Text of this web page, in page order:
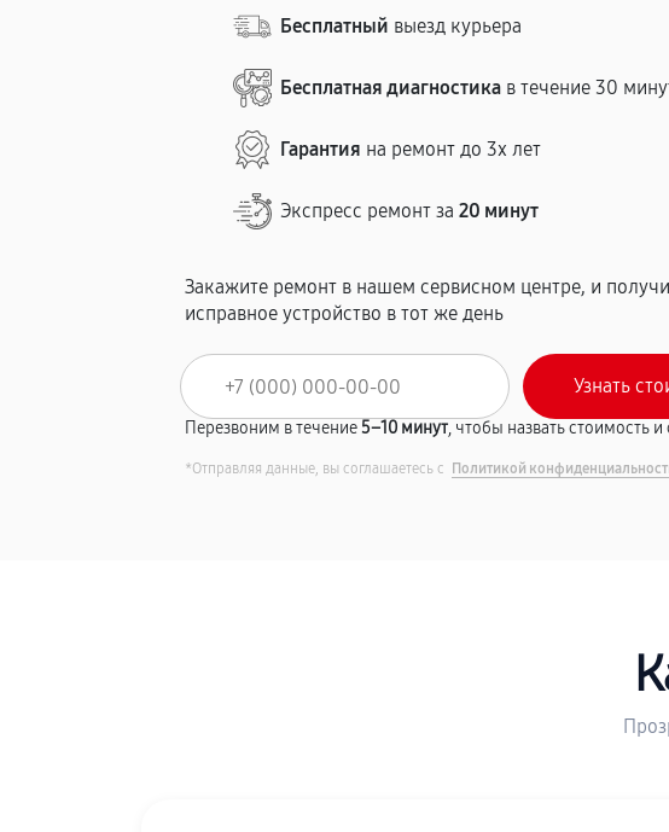
Бесплатный выезд курьера
Бесплатная диагностика в течение 30
Гарантия на ремонт до 3х лет
Экспресс ремонт за20 минут
Закажите ремонт в нашем сервисном центре, и
исправное устройство в тот же день
Перезвоним в течение5–10 минут, чтобы назвать стоимость и
*Отправляя данные, вы соглашаетесь с Политикой